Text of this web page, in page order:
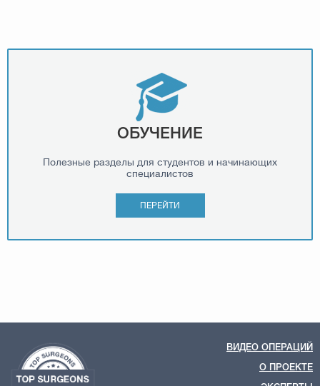
ОБУЧЕНИЕ
Полезные разделы для студентов и начинающих
специалистов
ПЕРЕЙТИ
ВИДЕО ОПЕРАЦИЙ
О ПРОЕКТЕ